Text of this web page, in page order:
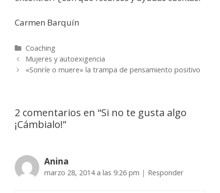
Carmen Barquín
Coaching
Mujeres y autoexigencia
«Sonríe o muere» la trampa de pensamiento positivo
2 comentarios en “Si no te gusta algo
¡Cámbialo!”
Anina
marzo 28, 2014 a las 9:26 pm | Responder